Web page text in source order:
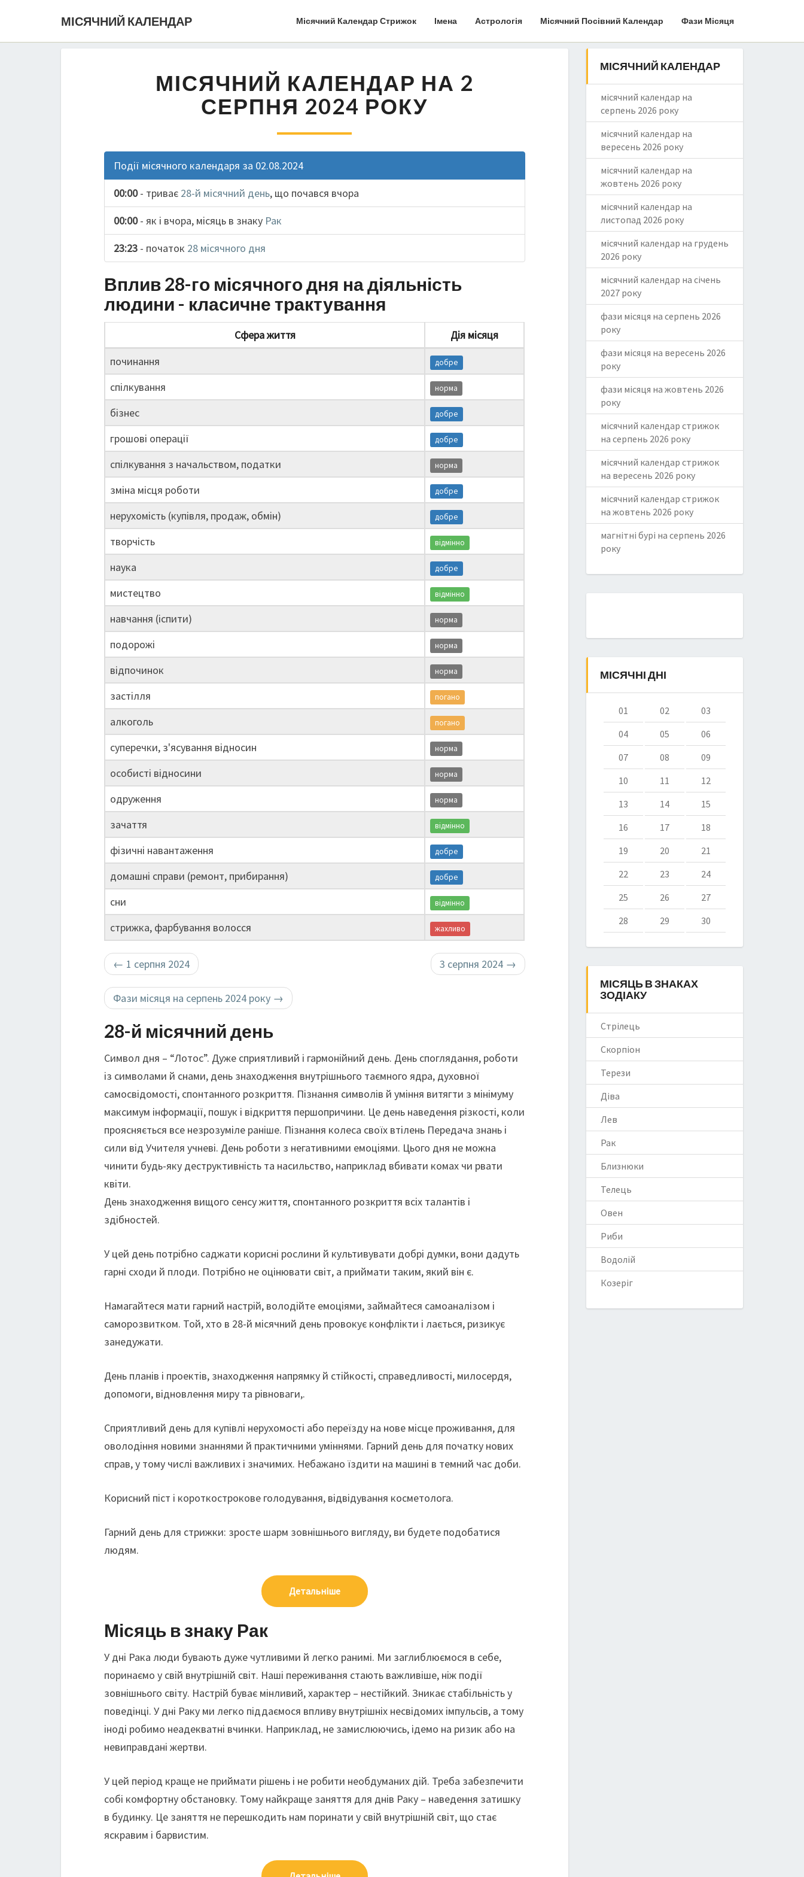
МІСЯЧНИЙ КАЛЕНДАР Місячний Календар Стрижок Імена Астрологія Місячний Посівний Календар Фази Місяця
МІСЯЧНИЙ КАЛЕНДАР НА 2
СЕРПНЯ 2024 РОКУ
Події місячного календаря за 02.08.2024
00:00- триває 28-й місячний день, що почався вчора
00:00- як і вчора, місяць в знаку Рак
23:23 - початок 28 місячного дня
Вплив 28-го місячного дня на діяльність
людини - класичне трактування
Сфера життя
Дія місяця
починання
добре
спілкування норма
бізнес добре
грошові операції добре
спілкування з начальством, податки норма
зміна місця роботи добре
нерухомість (купівля, продаж, обмін) добре
творчість відмінно
наука добре
мистецтво відмінно
навчання (іспити) норма
подорожі норма
відпочинок норма
застілля погано
алкоголь погано
суперечки, з'ясування відносин норма
особисті відносини норма
одруження норма
зачаття відмінно
фізичні навантаження добре
домашні справи (ремонт, прибирання) добре
сни відмінно
стрижка, фарбування волосся жахливо
← 1 серпня 2024 3 серпня 2024 →
Фази місяця на серпень 2024 року →
28-й місячний день
Символ дня – “Лотос”. Дуже сприятливий і гармонійний день. День споглядання, роботи
із символами й снами, день знаходження внутрішнього таємного ядра, духовної
самосвідомості, спонтанного розкриття. Пізнання символів й уміння витягти з мінімуму
максимум інформації, пошук і відкриття першопричини. Це день наведення різкості, коли
проясняється все незрозуміле раніше. Пізнання колеса своїх втілень Передача знань і
сили від Учителя учневі. День роботи з негативними емоціями. Цього дня не можна
чинити будь-яку деструктивність та насильство, наприклад вбивати комах чи рвати
квіти.
День знаходження вищого сенсу життя, спонтанного розкриття всіх талантів і
здібностей.
У цей день потрібно саджати корисні рослини й культивувати добрі думки, вони дадуть
гарні сходи й плоди. Потрібно не оцінювати світ, а приймати таким, який він є.
Намагайтеся мати гарний настрій, володійте емоціями, займайтеся самоаналізом і
саморозвитком. Той, хто в 28-й місячний день провокує конфлікти і лається, ризикує
занедужати.
День планів і проектів, знаходження напрямку й стійкості, справедливості, милосердя,
допомоги, відновлення миру та рівноваги,.
Сприятливий день для купівлі нерухомості або переїзду на нове місце проживання, для
оволодіння новими знаннями й практичними уміннями. Гарний день для початку нових
справ, у тому числі важливих і значимих. Небажано їздити на машині в темний час доби.
Корисний піст і короткострокове голодування, відвідування косметолога.
Гарний день для стрижки: зросте шарм зовнішнього вигляду, ви будете подобатися
людям.
Детальніше
Місяць в знаку Рак
У дні Рака люди бувають дуже чутливими й легко ранимі. Ми заглиблюємося в себе,
поринаємо у свій внутрішній світ. Наші переживання стають важливіше, ніж події
зовнішнього світу. Настрій буває мінливий, характер – нестійкий. Зникає стабільність у
поведінці. У дні Раку ми легко піддаємося впливу внутрішніх несвідомих імпульсів, а тому
іноді робимо неадекватні вчинки. Наприклад, не замислюючись, ідемо на ризик або на
невиправдані жертви.
У цей період краще не приймати рішень і не робити необдуманих дій. Треба забезпечити
собі комфортну обстановку. Тому найкраще заняття для днів Раку – наведення затишку
в будинку. Це заняття не перешкодить нам поринати у свій внутрішній світ, що стає
яскравим і барвистим.
МІСЯЧНИЙ КАЛЕНДАР
місячний календар на
серпень 2026 року
місячний календар на
вересень 2026 року
місячний календар на
жовтень 2026 року
місячний календар на
листопад 2026 року
місячний календар на грудень
2026 року
місячний календар на січень
2027 року
фази місяця на серпень 2026
року
фази місяця на вересень 2026
року
фази місяця на жовтень 2026
року
місячний календар стрижок
на серпень 2026 року
місячний календар стрижок
на вересень 2026 року
місячний календар стрижок
на жовтень 2026 року
магнітні бурі на серпень 2026
року
МІСЯЧНІ ДНІ
01 02
03
04
05
06
07
08
09
10
11
12
13
14
15
16
17
18
19
20
21
22
23
24
25
26
27
28
29 30
МІСЯЦЬ В ЗНАКАХ
ЗОДІАКУ
Стрілець
Скорпіон
Терези
Діва
Лев
Рак
Близнюки
Телець
Овен
Риби
Водолій
Козеріг